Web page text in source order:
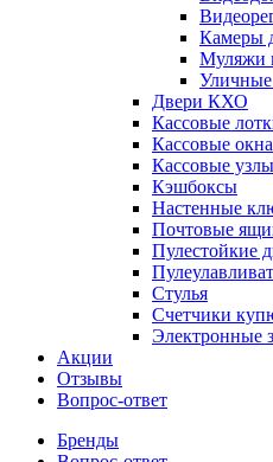
Камеры
Муляжи
Двери КХО
Кассовые
Кассовые окна
Кассовые узлы
Кэшбоксы
Настенные
Почтовые
Пулестойкие
Стулья
Счетчики
Электронные
Акции
Отзывы
Вопрос-ответ
Бренды